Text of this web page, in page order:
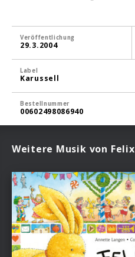
Veröffentlichung
29.3.2004
Label
Karussell
Bestellnummer
00602498086940
Weitere Musik von Felix